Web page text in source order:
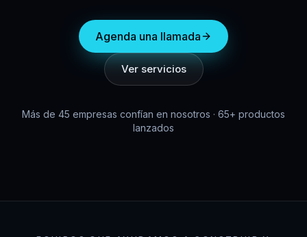
Agenda una llamada
Ver servicios
Más de 45 empresas confían en nosotros · 65+ productos
lanzados